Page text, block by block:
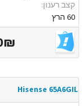
קצב רענון:
60 הרץ
Hisense 65A6GIL